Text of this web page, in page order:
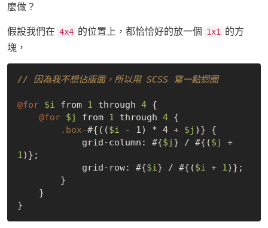
麼做？
假設我們在 4x4 的位置上，都恰恰好的放一個 1x1 的方
塊，
// 因為我不想佔版面，所以用 SCSS 寫一點迴圈
@for $i from 1 through 4 {
@for $j from 1 through 4 {
.box-#{(($i - 1) * 4 + $j )} {
            grid-column: #{
$j } / #{($j
+
1)};
            grid-row: #{
$i} / #{($i + 1)};